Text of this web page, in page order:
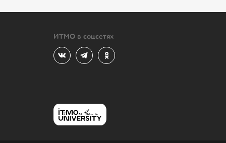
ИТМО в соцсетях